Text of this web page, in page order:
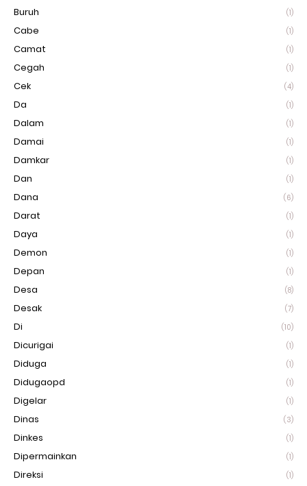
Buruh (1)
Cabe (1)
Camat (1)
Cegah (1)
Cek (4)
Da (1)
Dalam (1)
Damai (1)
Damkar (1)
Dan (1)
Dana (6)
Darat (1)
Daya (1)
Demon (1)
Depan (1)
Desa (8)
Desak (7)
Di (10)
Dicurigai (1)
Diduga (1)
Didugaopd (1)
Digelar (1)
Dinas (3)
Dinkes (1)
Dipermainkan (1)
Direksi (1)